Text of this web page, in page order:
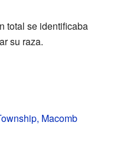
total se identificaba
su raza.
Macomb